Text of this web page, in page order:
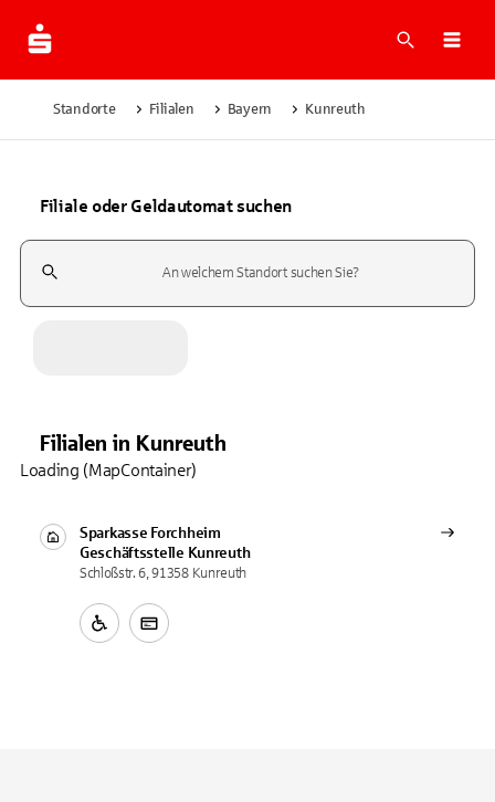
Suche
Standorte Filialen Bayern Kunreuth
Filiale oder Geldautomat suchen
Suchfeld
Filialen in Kunreuth
Sparkasse Forchheim
Geschäftsstelle Kunreuth
Schloßstr. 6, 91358 Kunreuth
Loading (MapContainer)